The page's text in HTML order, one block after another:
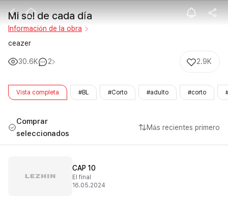
Mi sol de cada
Mi sol de cada día
Información de la obra
ceazer
30.6K 2 2.9K
Vista completa #BL #Corto #adulto #corto
Comprar
seleccionados
Más recientes primero
CAP 10
El final
16.05.2024